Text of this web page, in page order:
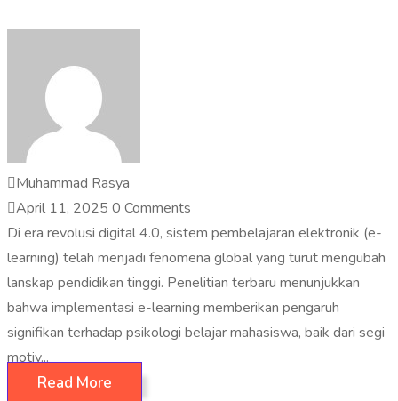
Muhammad Rasya
April 11, 2025 0 Comments
Di era revolusi digital 4.0, sistem pembelajaran elektronik (e-
learning) telah menjadi fenomena global yang turut mengubah
lanskap pendidikan tinggi. Penelitian terbaru menunjukkan
bahwa implementasi e-learning memberikan pengaruh
signifikan terhadap psikologi belajar mahasiswa, baik dari segi
motiv...
Read More